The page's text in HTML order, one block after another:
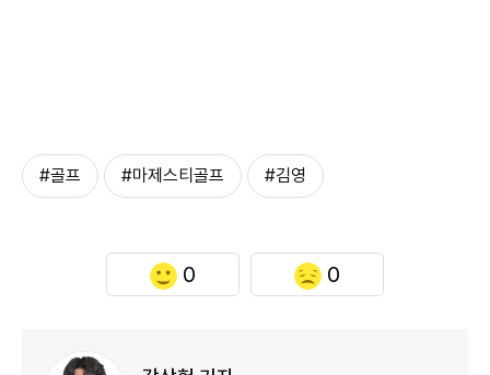
#골프 #마제스티골프 #김영
0 0